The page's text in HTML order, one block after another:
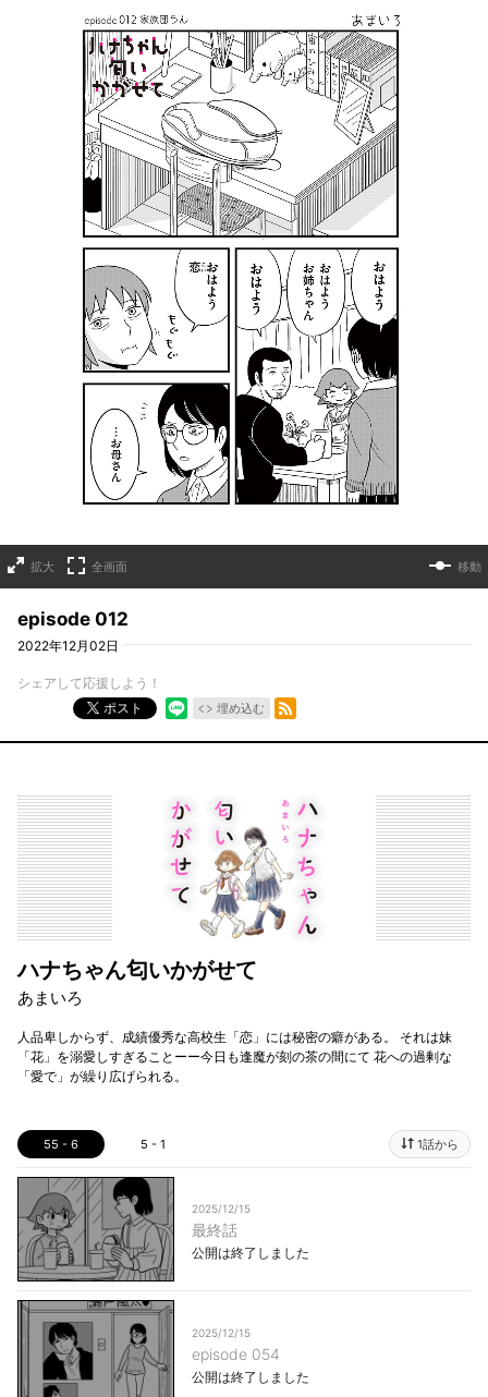
拡大 全画面 移動
episode 012
2022年12月02日
シェアして応援しよう！
ポスト
埋め込む
RSSフィード
ハナちゃん匂いかがせて
あまいろ
人品卑しからず、成績優秀な高校生「恋」には秘密の癖がある。 それは妹
「花」を溺愛しすぎることーー今日も逢魔が刻の茶の間にて 花への過剰な
「愛で」が繰り広げられる。
55 - 6 5 - 1 1話から
2025/12/15
最終話
公開は終了しました
2025/12/15
episode 054
公開は終了しました